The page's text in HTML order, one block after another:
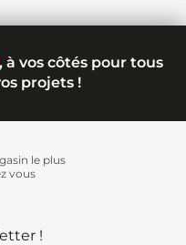
à vos côtés pour tous
projets !
le plus
vous
!